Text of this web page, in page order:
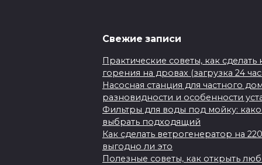
Свежие записи
Практические советы, как
горения на дровах (загрузка 24
Насосная станция для частного
разновидности и особенности
Фильтры для воды под мойку:
выбрать подходящий
Как сделать ветрогенератор на
выгодно ли это
Полезные советы, как открыть